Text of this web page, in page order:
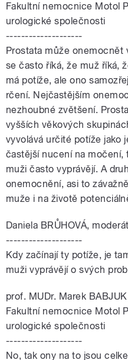
Fakultní nemocnice Motol
urologické společnosti
--------------------
Prostata může
se často říká, že muž říká,
má potíže, ale ono
rčení. Nejčastějším
nezhoubné zvětšení.
vyšších věkových
vyvolává určité potíže jako
častější nucení na
muži často vyprávějí. A
onemocnění, asi to
muže i na životě
Daniela BRŮHOVÁ,
--------------------
Kdy začínají ty potíže, je
muži vyprávějí o svých
prof. MUDr. Marek
Fakultní nemocnice Motol
urologické společnosti
--------------------
No, tak ony na to jsou